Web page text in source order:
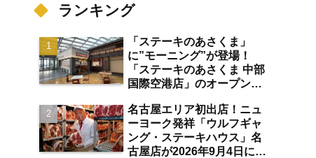
ランキング
「ステーキのあさくま」
に”モーニング”が登場！
「ステーキのあさくま 中部
国際空港店」のオープン日
空港店舗ならではの注目サ
ービスは？【中部国際空
港】
名古屋エリア初出店！ニュ
ーヨーク発祥「ウルフギャ
ング・ステーキハウス」名
古屋店が2026年9月4日に